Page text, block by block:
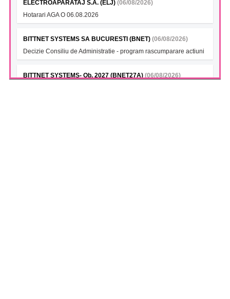
ELECTROAPARATAJ S.A. (ELJ) (06/08/2026)
Hotarari AGA O 06.08.2026
BITTNET SYSTEMS SA BUCURESTI (BNET) (06/08/2026)
Decizie Consiliu de Administratie - program rascumparare actiuni
BITTNET SYSTEMS- Ob. 2027 (BNET27A) (06/08/2026)